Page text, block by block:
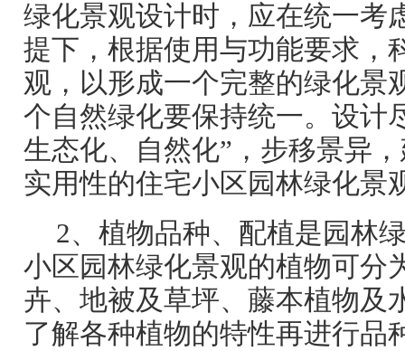
绿化景观设计时，应在统一考
提下，根据使用与功能要求，
观，以形成一个完整的绿化景
个自然绿化要保持统一。设计
生态化、自然化”，步移景异
实用性的住宅小区园林绿化景
2、植物品种、配植是园林
小区园林绿化景观的植物可分
卉、地被及草坪、藤本植物及
了解各种植物的特性再进行品